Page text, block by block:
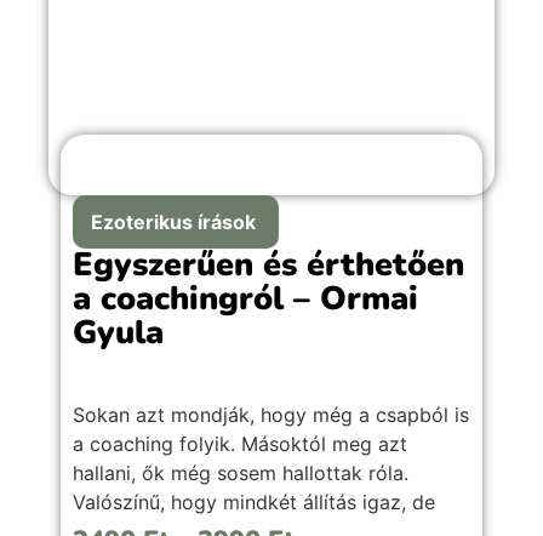
Ezoterikus írások
Egyszerűen és érthetően
a coachingról – Ormai
Gyula
Sokan azt mondják, hogy még a csapból is
a coaching folyik. Másoktól meg azt
hallani, ők még sosem hallottak róla.
Valószínű, hogy mindkét állítás igaz, de
hogy mi is a coaching valójában, azt